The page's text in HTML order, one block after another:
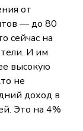
от
— до 80
сейчас на
И им
высокую
не
доход в
Это на 4%